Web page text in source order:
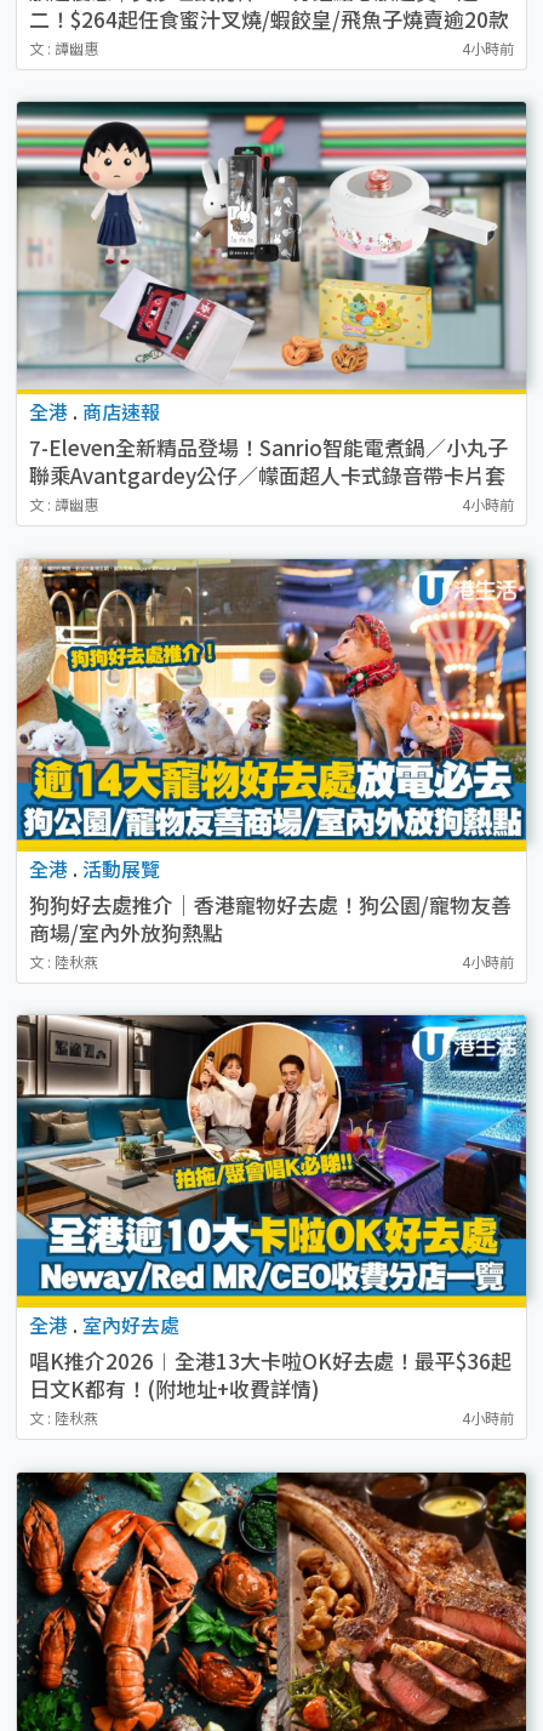
二！$264起任食蜜汁叉燒/蝦餃皇/飛魚子燒賣逾20款
點心
文 : 譚幽惠 4小時前
全港 . 商店速報
7-Eleven全新精品登場！Sanrio智能電煮鍋／小丸子
聯乘Avantgardey公仔／幪面超人卡式錄音帶卡片套
／貓山王榴槤冰皮 附開售詳情
文 : 譚幽惠 4小時前
全港 . 活動展覽
狗狗好去處推介｜香港寵物好去處！狗公園/寵物友善
商場/室內外放狗熱點
文 : 陸秋燕 4小時前
全港 . 室內好去處
唱K推介2026︱全港13大卡啦OK好去處！最平$36起
日文K都有！(附地址+收費詳情)
文 : 陸秋燕 4小時前